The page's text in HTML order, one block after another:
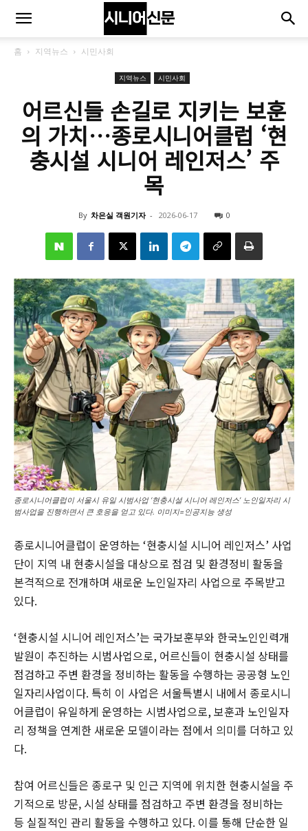
홈 지역뉴스 시민사회
지역뉴스 시민사회
어르신들 손길로 지키는 보훈
의 가치…종로시니어클럽 ‘현
충시설 시니어 레인저스’ 주
목
By 차은실 객원기자 - 2026-06-17 0
종로시니어클럽이 서울시 유일 시범사업 ‘현충시설 시니어 레인저스’ 노인일자리 시
범사업을 진행하면서 큰 호응을 얻고 있다. 이미지=인공지능 생성
종로시니어클럽이 운영하는 ‘현충시설 시니어 레인저스’ 사업
단이 지역 내 현충시설을 대상으로 점검 및 환경정비 활동을
본격적으로 전개하며 새로운 노인일자리 사업으로 주목받고
있다.
‘현충시설 시니어 레인저스’는 국가보훈부와 한국노인인력개
발원이 추진하는 시범사업으로, 어르신들이 현충시설 상태를
점검하고 주변 환경을 정비하는 활동을 수행하는 공공형 노인
일자리사업이다. 특히 이 사업은 서울특별시 내에서 종로시니
어클럽이 유일하게 운영하는 시범사업으로, 보훈과 노인일자
리 정책을 연계한 새로운 모델이라는 점에서 의미를 더하고 있
다.
참여 어르신들은 종로구 및 인근 지역에 위치한 현충시설을 주
기적으로 방문, 시설 상태를 점검하고 주변 환경을 정비하는
등 실질적인 관리 활동을 수행하고 있다. 이를 통해 단순한 일